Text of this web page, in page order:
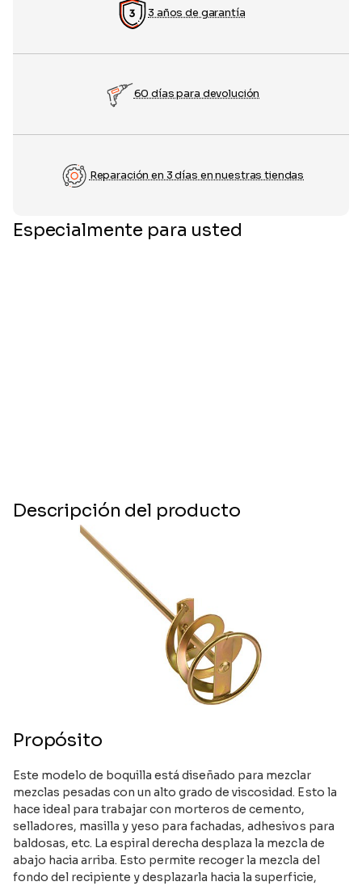
3 años de garantía
60 días para devolución
Reparación en 3 días en nuestras tiendas
Especialmente para usted
Descripción del producto
Propósito
Este modelo de boquilla está diseñado para mezclar
mezclas pesadas con un alto grado de viscosidad. Esto la
hace ideal para trabajar con morteros de cemento,
selladores, masilla y yeso para fachadas, adhesivos para
baldosas, etc. La espiral derecha desplaza la mezcla de
abajo hacia arriba. Esto permite recoger la mezcla del
fondo del recipiente y desplazarla hacia la superficie,